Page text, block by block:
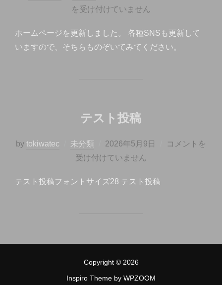
稿
を受け付けていません
ホームページを更新しました。 各種SNSも更新して
いますので、そちらものぞいてみてください。
テスト投稿
by tokiwatec 未分類
投
稿
2026年5月9日
コメントを
受け付けていません
テスト投稿フォントサイズ28 テスト投稿
Copyright © 2026
Inspiro Theme by WPZOOM